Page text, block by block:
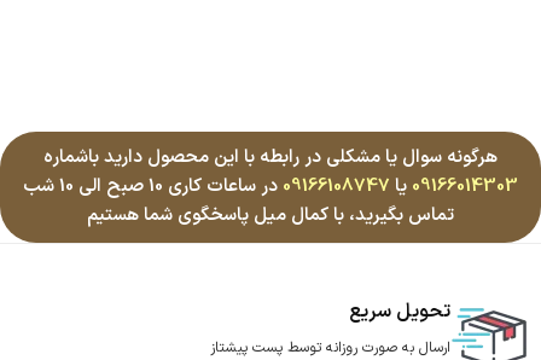
هرگونه سوال یا مشکلی در رابطه با این محصول دارید باشماره
09166014303 یا 09166108747
در ساعات کاری 10 صبح الی 10 شب
تماس بگیرید، با کمال میل پاسخگوی شما هستیم
تحویل سریع
ارسال به صورت روزانه توسط پست پیشتاز